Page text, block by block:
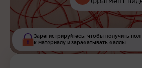
фрагмент
Зарегистрируйтесь, чтобы получить
к материалу и зарабатывать баллы